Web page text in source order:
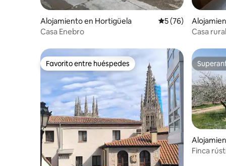
Alojamiento en Hortigüela Calificación
5 (76)
Casa Enebro
e Abajo
Casa
Favorito entre huéspedes
Favorito entre huéspedes
Muñó
Finca